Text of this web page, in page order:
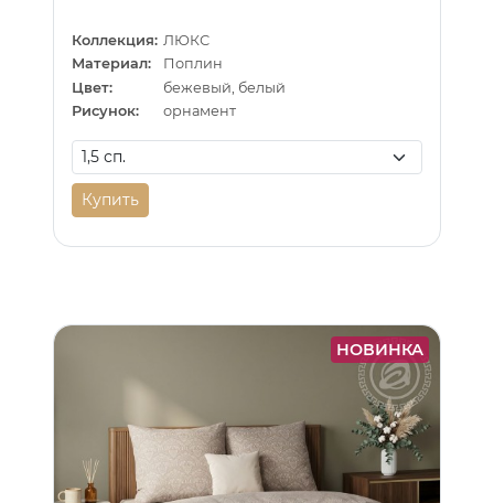
Коллекция: ЛЮКС
Материал:
Поплин
Цвет:
бежевый, белый
Рисунок:
орнамент
Купить
НОВИНКА